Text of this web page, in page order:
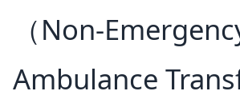
（Non-
Ambulance